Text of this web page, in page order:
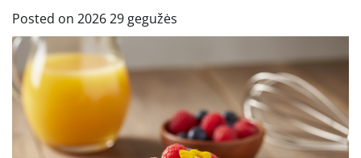
Posted on 2026 29 gegužės